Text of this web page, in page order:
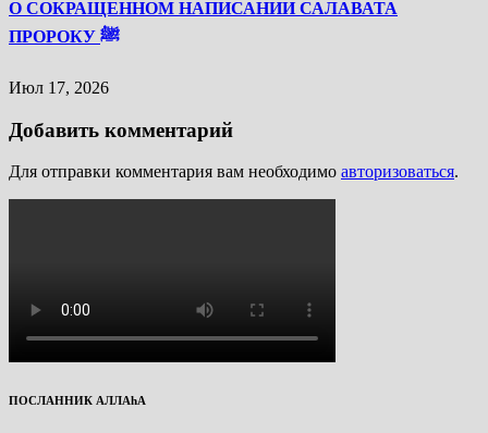
О СОКРАЩЕННОМ НАПИСАНИИ САЛАВАТА
ПРОРОКУ ﷺ
Июл 17, 2026
Добавить комментарий
Для отправки комментария вам необходимо авторизоваться.
ПОСЛАННИК АЛЛАhА